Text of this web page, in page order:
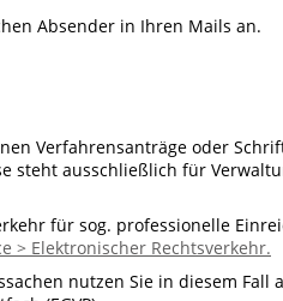
Absender in Ihren Mails an.
Verfahrensanträge oder
steht ausschließlich für
für sog. professionelle
> Elektronischer Rechtsverkehr.
nutzen Sie in diesem Fall